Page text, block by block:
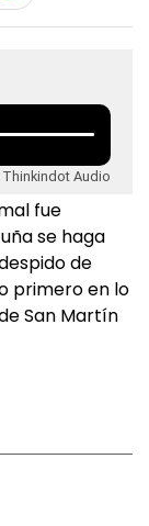
Audio
fue
se haga
de
primero en lo
San Martín